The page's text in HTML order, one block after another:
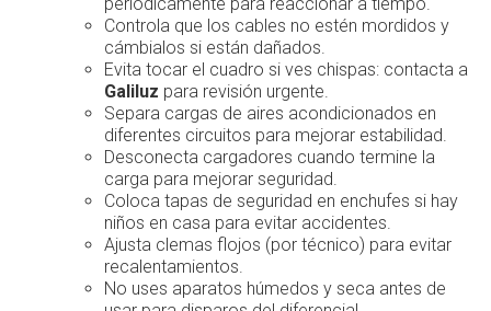
Controla que los cables no estén mordidos y
cámbialos si están dañados.
Evita tocar el cuadro si ves chispas: contacta a
Galiluz para revisión urgente.
Separa cargas de aires acondicionados en
diferentes circuitos para mejorar estabilidad.
Desconecta cargadores cuando termine la
carga para mejorar seguridad.
Coloca tapas de seguridad en enchufes si hay
niños en casa para evitar accidentes.
Ajusta clemas flojos (por técnico) para evitar
recalentamientos.
No uses aparatos húmedos y seca antes de